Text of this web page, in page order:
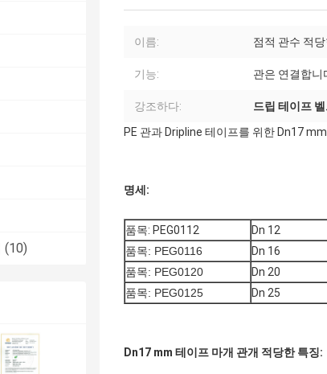
(10)
이름: 점적 관수 적
기능: 관은 연결합니
강조하다: 드립 테이프
PE 관과 Dripline 테이프를 위한 Dn17
명세:
품목: PEG0112
Dn 12
품목: PEG0116
Dn 16
품목: PEG0120
Dn 20
품목: PEG0125
Dn 25
Dn17 mm 테이프 마개 관개 적당한 특징: